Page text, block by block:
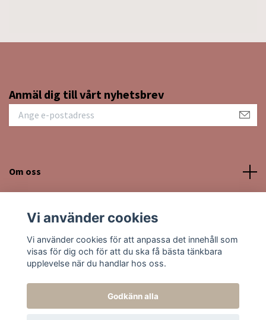
Anmäl dig till vårt nyhetsbrev
Om oss
Sociala medier
Vi använder cookies
Vi använder cookies för att anpassa det innehåll som
visas för dig och för att du ska få bästa tänkbara
upplevelse när du handlar hos oss.
Godkänn alla